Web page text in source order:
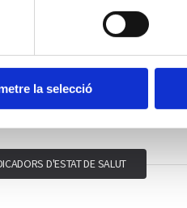
la selecció
Salut mental
D'ESTAT DE SALUT